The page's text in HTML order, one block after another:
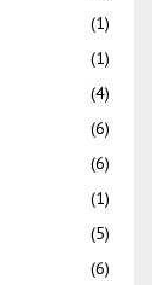
(1)
(1)
(4)
(6)
(6)
(1)
(5)
(6)